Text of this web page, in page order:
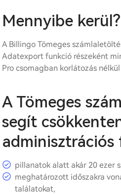
Mennyibe kerül?
A Billingo Tömeges
Adatexport funkció részeként
Pro csomagban korlátozás
A Tömeges
segít
pillanatok alatt akár 20 ezer
meghatározott időszakra
találatokat,